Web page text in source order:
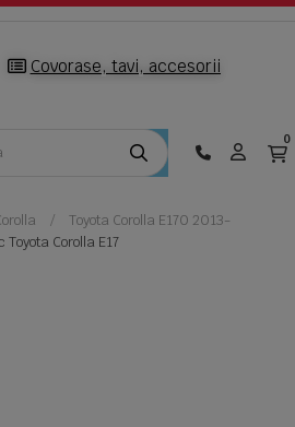
Covorase, tavi, accesorii
0
Toyota Corolla E170 2013-
Corolla E17